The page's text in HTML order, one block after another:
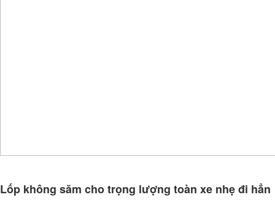
Lốp không săm cho trọng lượng toàn xe nhẹ đi hẳn